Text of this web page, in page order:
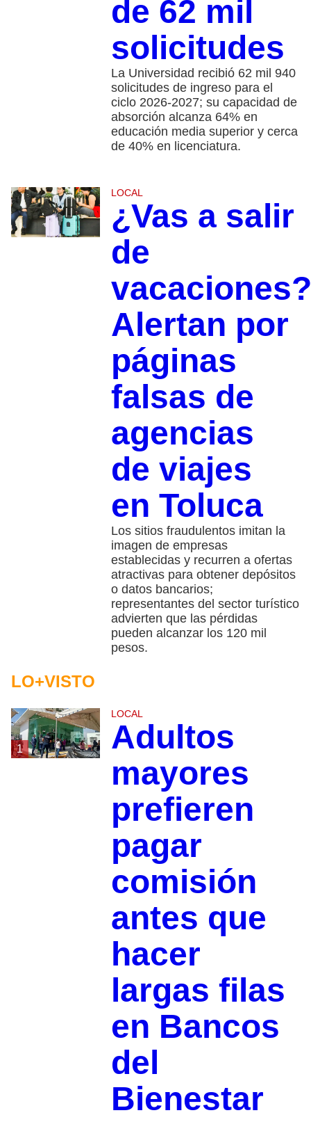
de 62 mil
solicitudes
La Universidad recibió 62 mil 940
solicitudes de ingreso para el
ciclo 2026-2027; su capacidad de
absorción alcanza 64% en
educación media superior y cerca
de 40% en licenciatura.
LOCAL
¿Vas a salir
de
vacaciones?
Alertan por
páginas
falsas de
agencias
de viajes
en Toluca
Los sitios fraudulentos imitan la
imagen de empresas
establecidas y recurren a ofertas
atractivas para obtener depósitos
o datos bancarios;
representantes del sector turístico
advierten que las pérdidas
pueden alcanzar los 120 mil
pesos.
LO+VISTO
1
LOCAL
Adultos
mayores
prefieren
pagar
comisión
antes que
hacer
largas filas
en Bancos
del
Bienestar